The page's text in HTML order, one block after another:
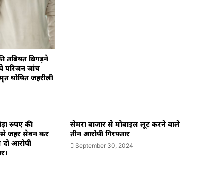
तबियत बिगड़ने
परिजन जांच
घोषित जहरीली
रुपए की
से जहर सेवन कर
आरोपी
सेमरा बाजार से मोबाइल लूट करने वाले
तीन आरोपी गिरफ्तार
September 30, 2024